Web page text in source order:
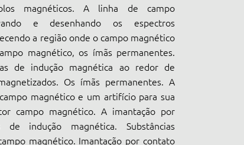
magnéticos. A linha de campo
e desenhando os espectros
a região onde o campo magnético
magnético, os ímãs permanentes.
de indução magnética ao redor de
Os ímãs permanentes. A
magnético e um artifício para sua
campo magnético. A imantação por
indução magnética. Substâncias
magnético. Imantação por contato